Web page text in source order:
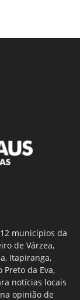
municípios da
de Várzea,
Itapiranga,
da Eva,
notícias locais
opinião de